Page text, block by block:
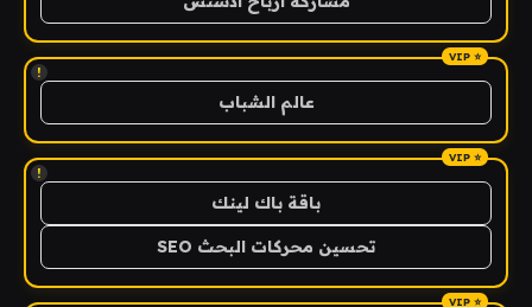
!
عالم الشباب
!
باقة باك لينك
تحسين محركات البحث SEO